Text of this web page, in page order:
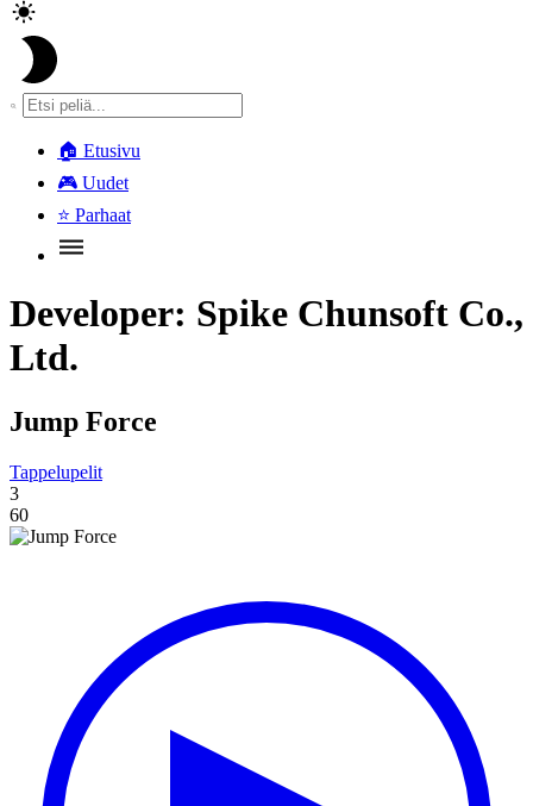
🏠 Etusivu
🎮 Uudet
⭐ Parhaat
Developer: Spike Chunsoft Co.,
Ltd.
Jump Force
Tappelupelit
3
60